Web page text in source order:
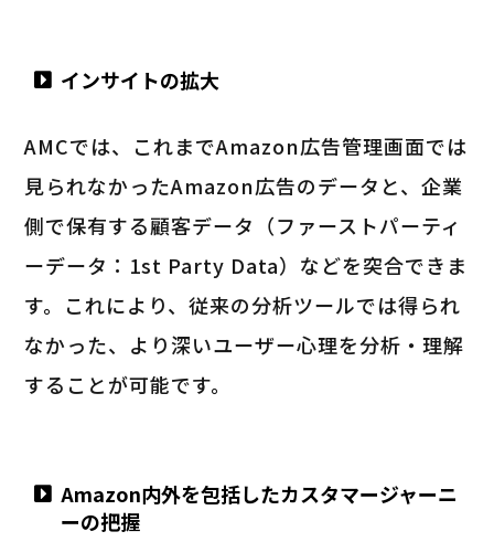
インサイトの拡大
AMCでは、これまでAmazon広告管理画面では
見られなかったAmazon広告のデータと、企業
側で保有する顧客データ（ファーストパーティ
ーデータ：1st Party Data）などを突合できま
す。これにより、従来の分析ツールでは得られ
なかった、より深いユーザー心理を分析・理解
することが可能です。
Amazon内外を包括したカスタマージャーニ
ーの把握